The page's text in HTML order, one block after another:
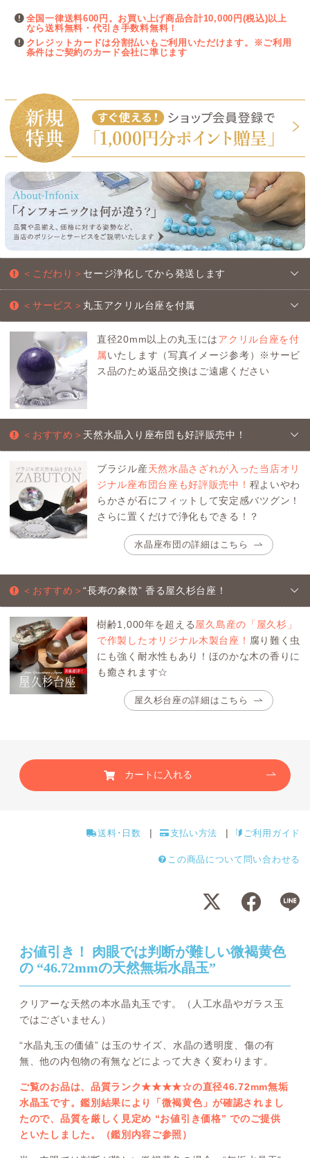
全国一律送料600円。お買い上げ商品合計10,000円(税込)以上
なら送料無料・代引き手数料無料！
クレジットカードは分割払いもご利用いただけます。※ご利用
条件はご契約のカード会社に準じます
＜こだわり＞ セージ浄化してから発送します
＜サービス＞ 丸玉アクリル台座を付属
直径20mm以上の丸玉にはアクリル台座を付
属いたします（写真イメージ参考）※サービ
ス品のため返品交換はご遠慮ください
＜おすすめ＞ 天然水晶入り座布団も好評販売中！
ブラジル産天然水晶さざれが入った当店オリ
ジナル座布団台座も好評販売中！ 程よいやわ
らかさが石にフィットして安定感バツグン！
さらに置くだけで浄化もできる！？
水晶座布団の詳細はこちら
＜おすすめ＞“長寿の象徴” 香る屋久杉台座！
樹齢1,000年を超える 屋久島産の「屋久杉」
で作製したオリジナル木製台座！ 腐り難く虫
にも強く耐水性もあり！ほのかな木の香りに
も癒されます☆
屋久杉台座の詳細はこちら
カートに入れる
送料･日数 支払い方法 ご利用ガイド
この商品について問い合わせる
お値引き！ 肉眼では判断が難しい微褐黄色
の “46.72mmの天然無垢水晶玉”
クリアーな天然の本水晶丸玉です。（人工水晶やガラス玉
ではございません）
“水晶丸玉の価値” は玉のサイズ、水晶の透明度、傷の有
無、他の内包物の有無などによって大きく変わります。
ご覧のお品は、品質ランク★★★★☆の直径46.72mm無垢
水晶玉です。鑑別結果により「微褐黄色」が確認されまし
たので、品質を厳しく見定め “お値引き価格” でのご提供
といたしました。（鑑別内容ご参照）